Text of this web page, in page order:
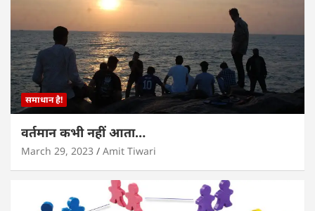
समाधान है!
वर्तमान कभी नहीं आता…
March 29, 2023 Amit Tiwari